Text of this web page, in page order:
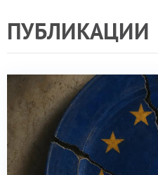
ПУБЛИКАЦИИ